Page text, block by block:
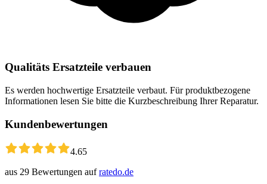
Qualitäts Ersatzteile verbauen
Es werden hochwertige Ersatzteile verbaut. Für produktbezogene
Informationen lesen Sie bitte die Kurzbeschreibung Ihrer Reparatur.
Kundenbewertungen
4.65
aus 29 Bewertungen auf ratedo.de